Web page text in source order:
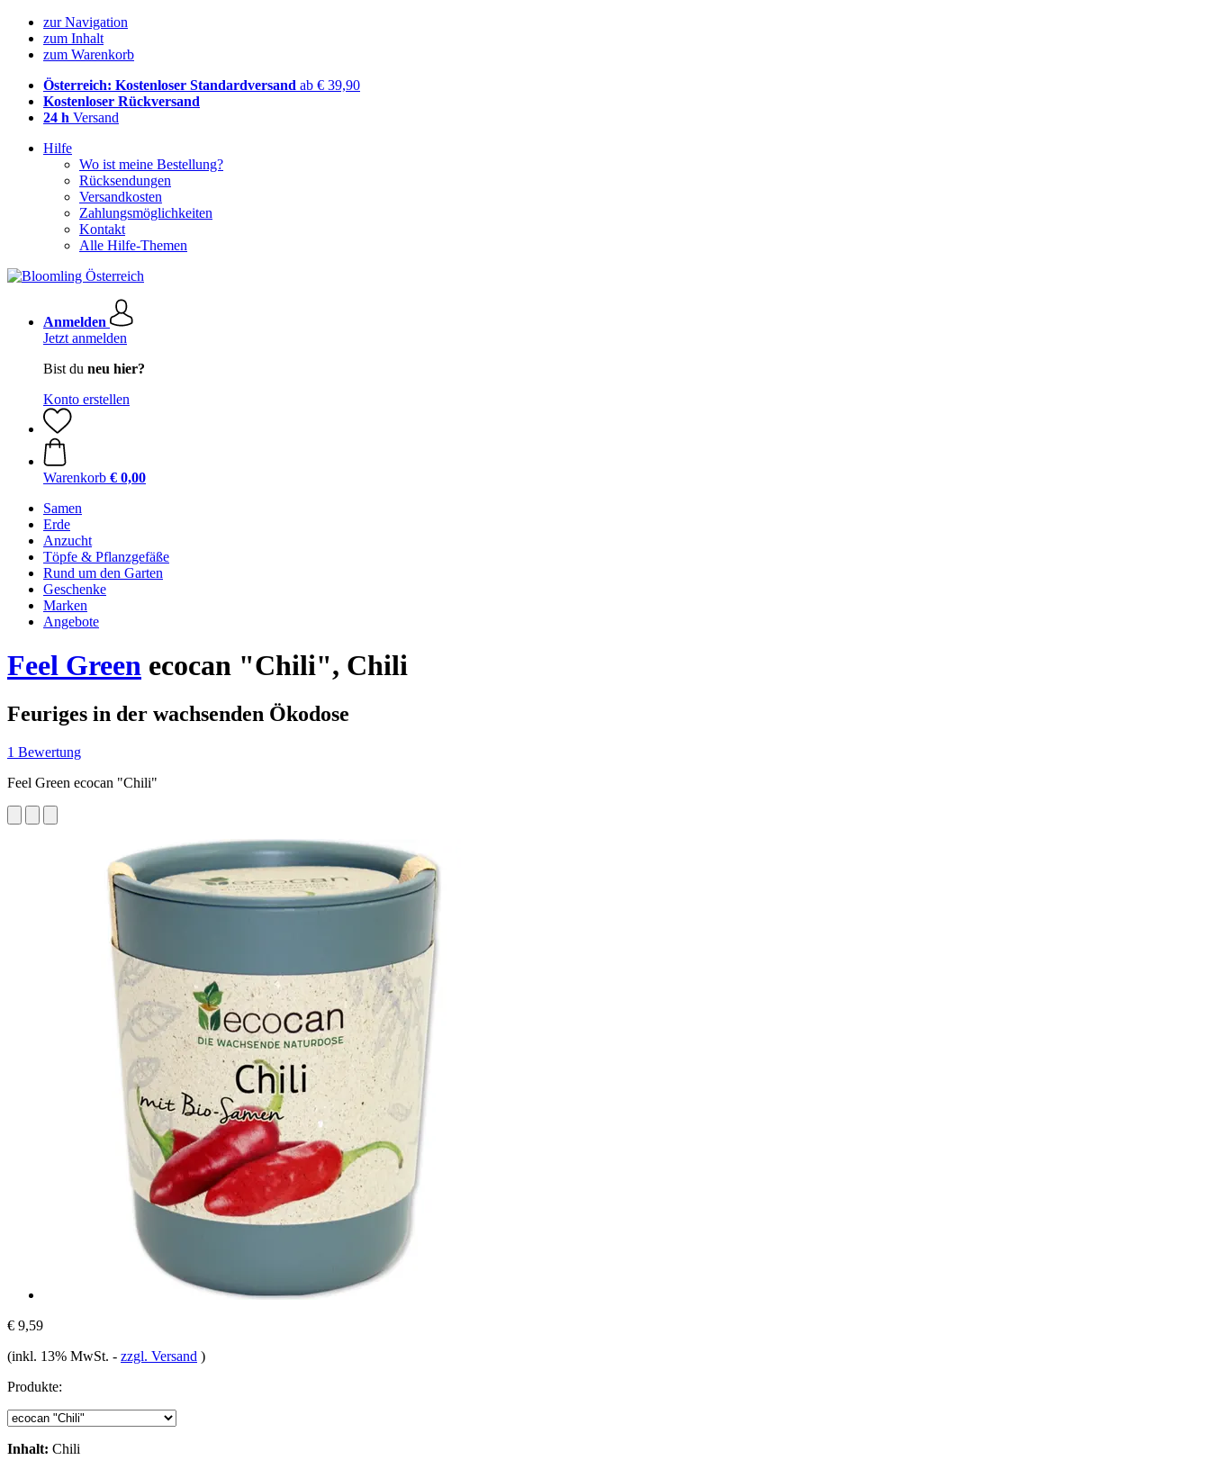
zur Navigation
zum Inhalt
zum Warenkorb
Österreich: Kostenloser Standardversand ab € 39,90
Kostenloser Rückversand
24 h Versand
Hilfe
Wo ist meine Bestellung?
Rücksendungen
Versandkosten
Zahlungsmöglichkeiten
Kontakt
Alle Hilfe-Themen
Anmelden
Jetzt anmelden
Bist du neu hier?
Konto erstellen
Warenkorb € 0,00
Samen
Erde
Anzucht
Töpfe & Pflanzgefäße
Rund um den Garten
Geschenke
Marken
Angebote
Feel Green ecocan "Chili", Chili
Feuriges in der wachsenden Ökodose
1 Bewertung
Feel Green ecocan "Chili"
€ 9,59
(inkl. 13% MwSt. - zzgl. Versand )
Produkte:
Inhalt: Chili